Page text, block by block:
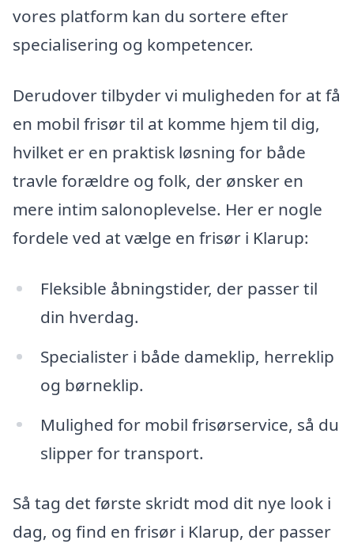
vores platform kan du sortere efter
specialisering og kompetencer.
Derudover tilbyder vi muligheden for at få
en mobil frisør til at komme hjem til dig,
hvilket er en praktisk løsning for både
travle forældre og folk, der ønsker en
mere intim salonoplevelse. Her er nogle
fordele ved at vælge en frisør i Klarup:
Fleksible åbningstider, der passer til
din hverdag.
Specialister i både dameklip, herreklip
og børneklip.
Mulighed for mobil frisørservice, så du
slipper for transport.
Så tag det første skridt mod dit nye look i
dag, og find en frisør i Klarup, der passer